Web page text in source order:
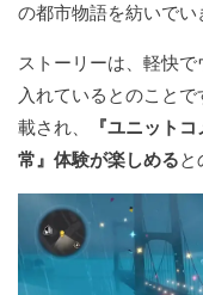
の都市物語を紡いでい
ストーリーは、軽快
入れているとのこと
載され、
『ユニット
常』体験が楽しめると